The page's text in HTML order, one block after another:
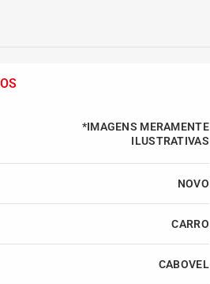
*IMAGENS MERAMENTE
ILUSTRATIVAS
NOVO
CARRO
CABOVEL